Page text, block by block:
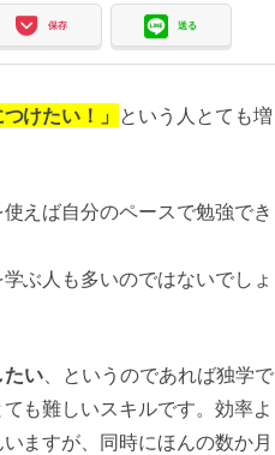
保存 送る
けたい！」 という人とても増
えば自分のペースで勉強でき
ぶ人も多いのではないでしょ
たい 、というのであれば独学で
も難しいスキルです。効率よ
ますが、同時にほんの数か月